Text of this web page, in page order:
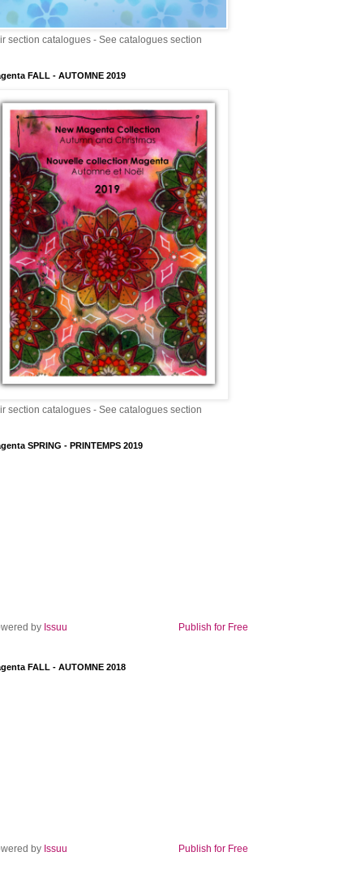
section catalogues - See catalogues section
FALL - AUTOMNE 2019
section catalogues - See catalogues section
SPRING - PRINTEMPS 2019
by Issuu Publish for Free
FALL - AUTOMNE 2018
by Issuu Publish for Free